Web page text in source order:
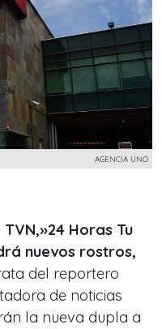
AGENCIA UNO
Horas Tu
nuevos rostros,
del reportero
de noticias
la nueva dupla a